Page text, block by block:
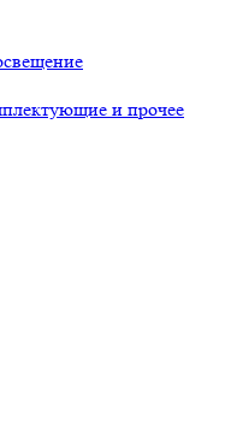
и прочее